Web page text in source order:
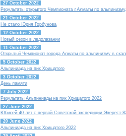
27 October 2022
Результаты открытого Чемпионата г.Алматы по
21 October 2022
Не стало Юрия Горбунова
12 October 2022
Новый сезон в ледолазании
11 October 2022
Открытый Чемпионат города Алматы по альпинизму в
5 October 2022
Альпиниада на пик Хрищатого
3 October 2022
День памяти
7 July 2022
Результаты Альпиниады на пик Хрищатого 2022
27 June 2022
Юбилей 40 лет с первой Советской экспедиции Эверест-
20 June 2022
Альпиниада на пик Хрищатого 2022